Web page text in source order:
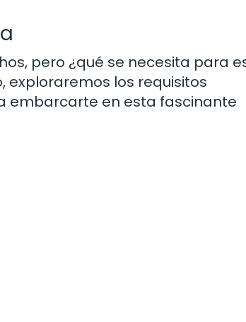
pero ¿qué se necesita para
exploraremos los requisitos
embarcarte en esta fascinante